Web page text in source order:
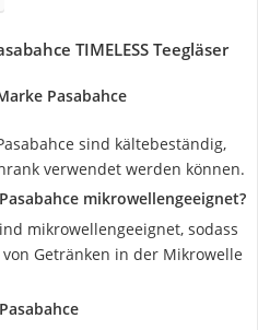
TIMELESS Teegläser
Pasabahce
sind kältebeständig,
verwendet werden können.
mikrowellengeeignet?
mikrowellengeeignet, sodass
Getränken in der Mikrowelle